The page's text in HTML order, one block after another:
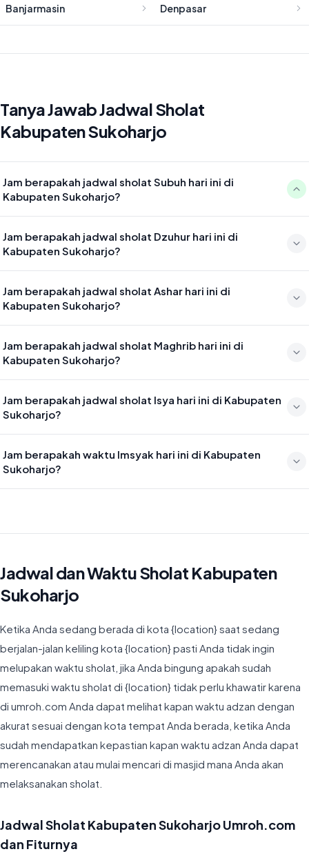
Banjarmasin Denpasar
Tanya Jawab Jadwal Sholat
Kabupaten Sukoharjo
Jam berapakah jadwal sholat Subuh hari ini di
Kabupaten Sukoharjo?
04:30
Jam berapakah jadwal sholat Dzuhur hari ini di
Kabupaten Sukoharjo?
11:46
Jam berapakah jadwal sholat Ashar hari ini di
Kabupaten Sukoharjo?
Jam berapakah jadwal sholat Maghrib hari ini di
Kabupaten Sukoharjo?
17:40
Jam berapakah jadwal sholat Isya hari ini di Kabupaten
Sukoharjo?
Jam berapakah waktu Imsyak hari ini di Kabupaten
Sukoharjo?
Jadwal dan Waktu Sholat Kabupaten
Sukoharjo
Ketika Anda sedang berada di kota {location} saat sedang
berjalan-jalan keliling kota {location} pasti Anda tidak ingin
melupakan waktu sholat, jika Anda bingung apakah sudah
memasuki waktu sholat di {location} tidak perlu khawatir karena
di umroh.com Anda dapat melihat kapan waktu adzan dengan
akurat sesuai dengan kota tempat Anda berada, ketika Anda
sudah mendapatkan kepastian kapan waktu adzan Anda dapat
merencanakan atau mulai mencari di masjid mana Anda akan
melaksanakan sholat.
Jadwal Sholat Kabupaten Sukoharjo Umroh.com
dan Fiturnya